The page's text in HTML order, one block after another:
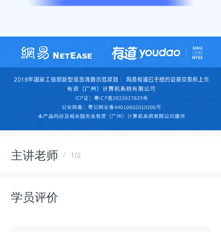
主讲老师 1位
学员评价